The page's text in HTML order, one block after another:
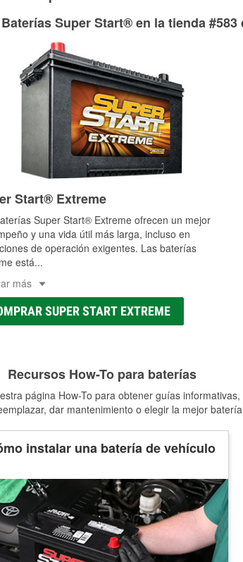
información acerca del servicio de mangueras
Super Start® en la tienda
Start® Extreme
Super Start® Extreme ofrecen un mejor
y una vida útil más larga, incluso en
de operación exigentes. Las baterías
está...
más
SUPER START EXTREME
Recursos How-To para baterías
página How-To para obtener guías
dar mantenimiento o elegir la mejor
instalar una batería de vehículo